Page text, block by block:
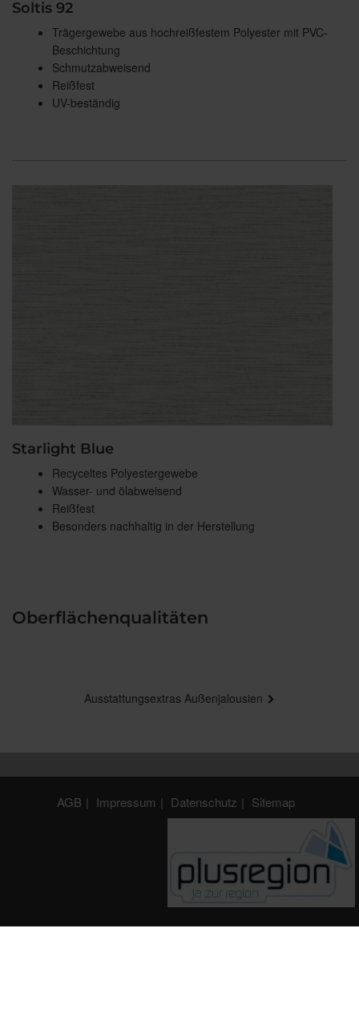
Soltis 92
Trägergewebe aus hochreißfestem Polyester mit PVC-
Beschichtung
Schmutzabweisend
Reißfest
UV-beständig
Starlight Blue
Recyceltes Polyestergewebe
Wasser- und ölabweisend
Reißfest
Besonders nachhaltig in der Herstellung
Oberflächenqualitäten
Ausstattungsextras Außenjalousien
AGB Impressum Datenschutz Sitemap